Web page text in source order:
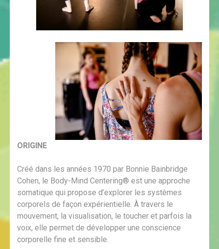
ORIGINE
Créé dans les années 1970 par Bonnie Bainbridge
Cohen, le Body-Mind Centering® est une approche
somatique qui propose d’explorer les systèmes
corporels de façon expérientielle. À travers le
mouvement, la visualisation, le toucher et parfois la
voix, elle permet de développer une conscience
corporelle fine et sensible.